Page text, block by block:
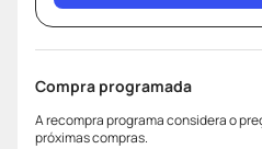
Compra programada
A recompra programa considera o
próximas compras.